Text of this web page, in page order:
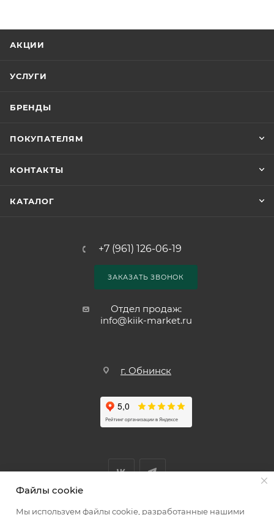
АКЦИИ
УСЛУГИ
БРЕНДЫ
ПОКУПАТЕЛЯМ
КОНТАКТЫ
КАТАЛОГ
+7 (961) 126-06-19
ЗАКАЗАТЬ ЗВОНОК
Отдел продаж:
info@kiik-market.ru
г. Обнинск
Файлы cookie
Мы используем файлы cookie, разработанные нашими